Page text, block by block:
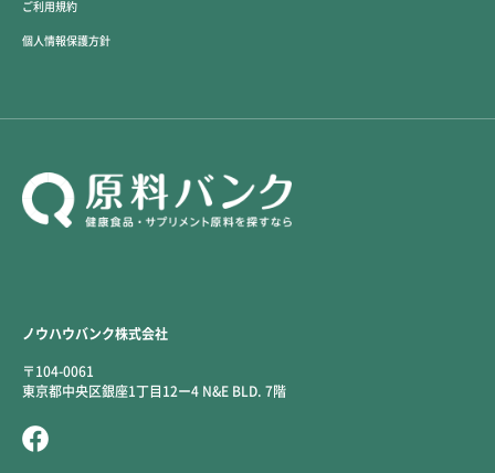
ノウハウバンク株式会社
〒104-0061
東京都中央区銀座1丁目12ー4 N&E BLD. 7階
ご利用規約
個人情報保護方針